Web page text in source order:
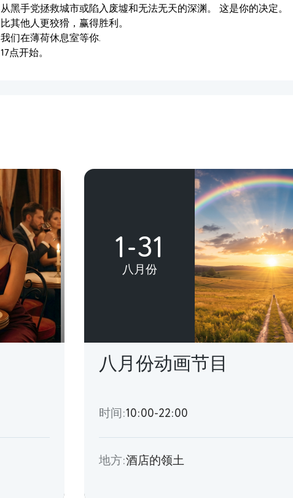
从黑手党拯救城市或陷入废墟和无法无天的深渊。 这是你的决定。
比其他人更狡猾，赢得胜利。
我们在薄荷休息室等你.
17点开始。
1-31
八月份
八月份动画节目
时间:10:00-22:00
地方:酒店的领土